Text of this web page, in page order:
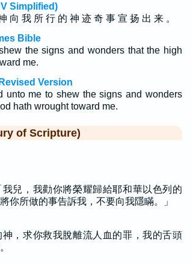
Simplified)
向 我 所 行 的 神 迹 奇 事 宣 扬 出 来 。
Bible
the signs and wonders that the high
me.
Version
unto me to shew the signs and wonders
hath wrought toward me.
of Scripture)
兒，我勸你將榮耀歸給耶和華以色列的
你所做的事告訴我，不要向我隱瞞。」
，求你救我脫離流人血的罪，我的舌頭